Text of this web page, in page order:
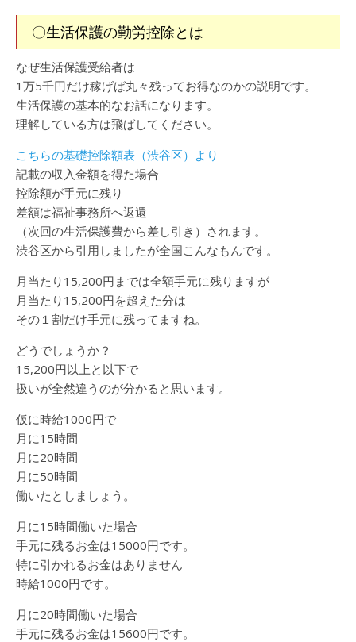
〇生活保護の勤労控除とは
なぜ生活保護受給者は
1万5千円だけ稼げば丸々残ってお得なのかの説明です。
生活保護の基本的なお話になります。
理解している方は飛ばしてください。
こちらの基礎控除額表（渋谷区）より
記載の収入金額を得た場合
控除額が手元に残り
差額は福祉事務所へ返還
（次回の生活保護費から差し引き）されます。
渋谷区から引用しましたが全国こんなもんです。
月当たり15,200円までは全額手元に残りますが
月当たり15,200円を超えた分は
その１割だけ手元に残ってますね。
どうでしょうか？
15,200円以上と以下で
扱いが全然違うのが分かると思います。
仮に時給1000円で
月に15時間
月に20時間
月に50時間
働いたとしましょう。
月に15時間働いた場合
手元に残るお金は15000円です。
特に引かれるお金はありません
時給1000円です。
月に20時間働いた場合
手元に残るお金は15600円です。